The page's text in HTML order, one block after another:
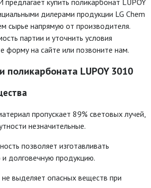
купить поликарбонат LUPOY
дилерами продукции LG Chem
сырье напрямую от производителя.
партии и уточнить условия
форму на сайте или позвоните нам.
поликарбоната LUPOY 3010
пропускает 89% световых лучей,
незначительные.
позволяет изготавливать
и долговечную продукцию.
выделяет опасных веществ при